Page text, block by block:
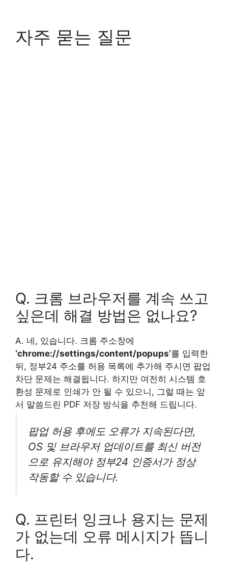
자주 묻는 질문
Q. 크롬 브라우저를 계속 쓰고
싶은데 해결 방법은 없나요?
A. 네, 있습니다. 크롬 주소창에
‘chrome://settings/content/popups’를 입력한
뒤, 정부24 주소를 허용 목록에 추가해 주시면 팝업
차단 문제는 해결됩니다. 하지만 여전히 시스템 호
환성 문제로 인쇄가 안 될 수 있으니, 그럴 때는 앞
서 말씀드린 PDF 저장 방식을 추천해 드립니다.
팝업 허용 후에도 오류가 지속된다면,
OS 및 브라우저 업데이트를 최신 버전
으로 유지해야 정부24 인증서가 정상
작동할 수 있습니다.
Q. 프린터 잉크나 용지는 문제
가 없는데 오류 메시지가 뜹니
다.